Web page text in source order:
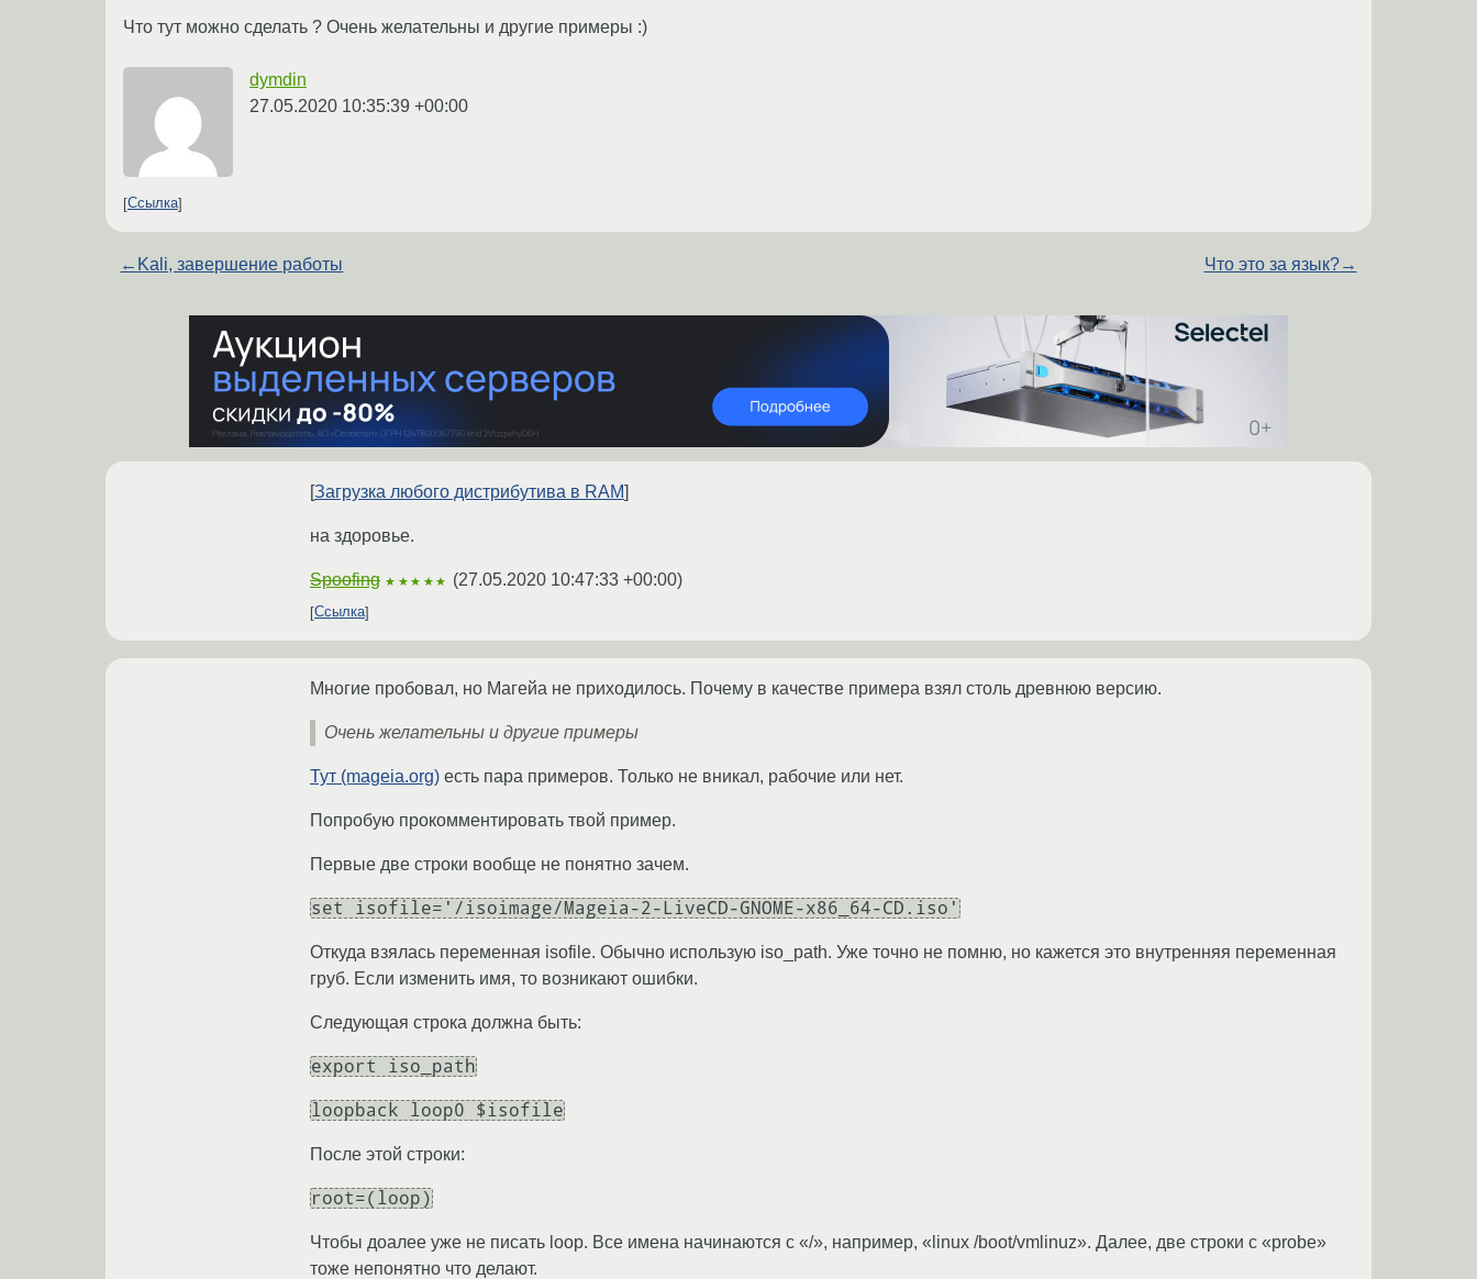
Что тут можно сделать ? Очень желательны и другие примеры :)
dymdin
27.05.2020 10:35:39 +00:00
Ссылка
← Kali, завершение работы Что это за язык?→
[Загрузка любого дистрибутива в RAM]
на здоровье.
Spoofing ★★★★★ (27.05.2020 10:47:33 +00:00)
Ссылка
Многие пробовал, но Магейа не приходилось. Почему в качестве примера взял столь древнюю версию.
Очень желательны и другие примеры
Тут (mageia.org) есть пара примеров. Только не вникал, рабочие или нет.
Попробую прокомментировать твой пример.
Первые две строки вообще не понятно зачем.
set isofile='/isoimage/Mageia-2-LiveCD-GNOME-x86_64-CD.iso'
Откуда взялась переменная isofile. Обычно использую iso_path. Уже точно не помню, но кажется это внутренняя переменная
груб. Если изменить имя, то возникают ошибки.
Следующая строка должна быть:
export iso_path
loopback loop0 $isofile
После этой строки:
root=(loop)
Чтобы доалее уже не писать loop. Все имена начинаются с «/», например, «linux /boot/vmlinuz». Далее, две строки с «probe»
тоже непонятно что делают.